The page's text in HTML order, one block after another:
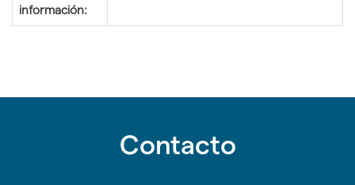
información:
Contacto